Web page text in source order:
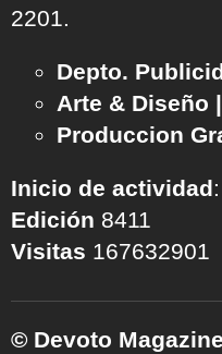
2201.
Depto.
Arte & Diseño |
Produccion
Inicio de actividad
Edición 8411
Visitas 167632901
© Devoto